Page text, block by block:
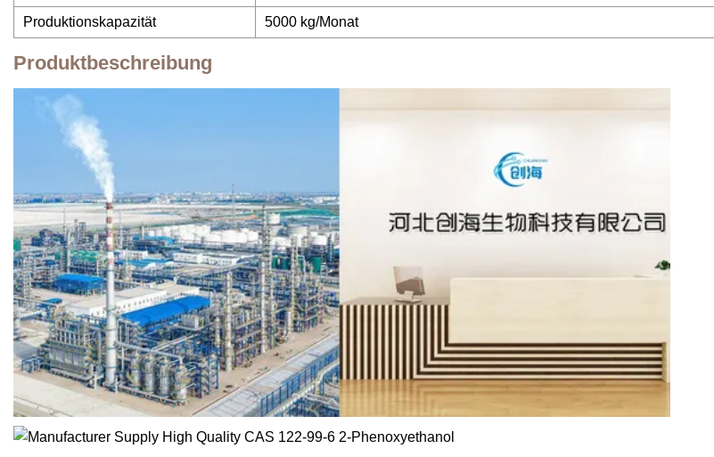
Produktionskapazität 5000 kg/Monat
Produktbeschreibung